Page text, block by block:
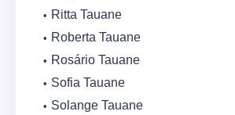
Ritta Tauane
Roberta Tauane
Rosário Tauane
Sofia Tauane
Solange Tauane